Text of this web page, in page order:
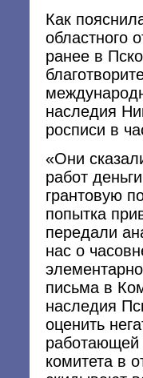
Как
областного
ранее в
наследия
росписи в
«Они
работ
грантовую
попытка
передали
нас о
письма в
наследия
оценить
работающей
комитета в